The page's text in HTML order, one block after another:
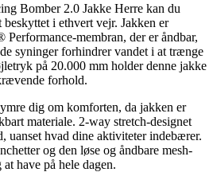
Bomber 2.0 Jakke Herre kan du
i ethvert vejr. Jakken er
membran, der er åndbar,
syninger forhindrer vandet i at trænge
på 20.000 mm holder denne jakke
forhold.
dig om komforten, da jakken er
materiale. 2-way stretch-designet
uanset hvad dine aktiviteter indebærer.
og den løse og åndbare mesh-
have på hele dagen.